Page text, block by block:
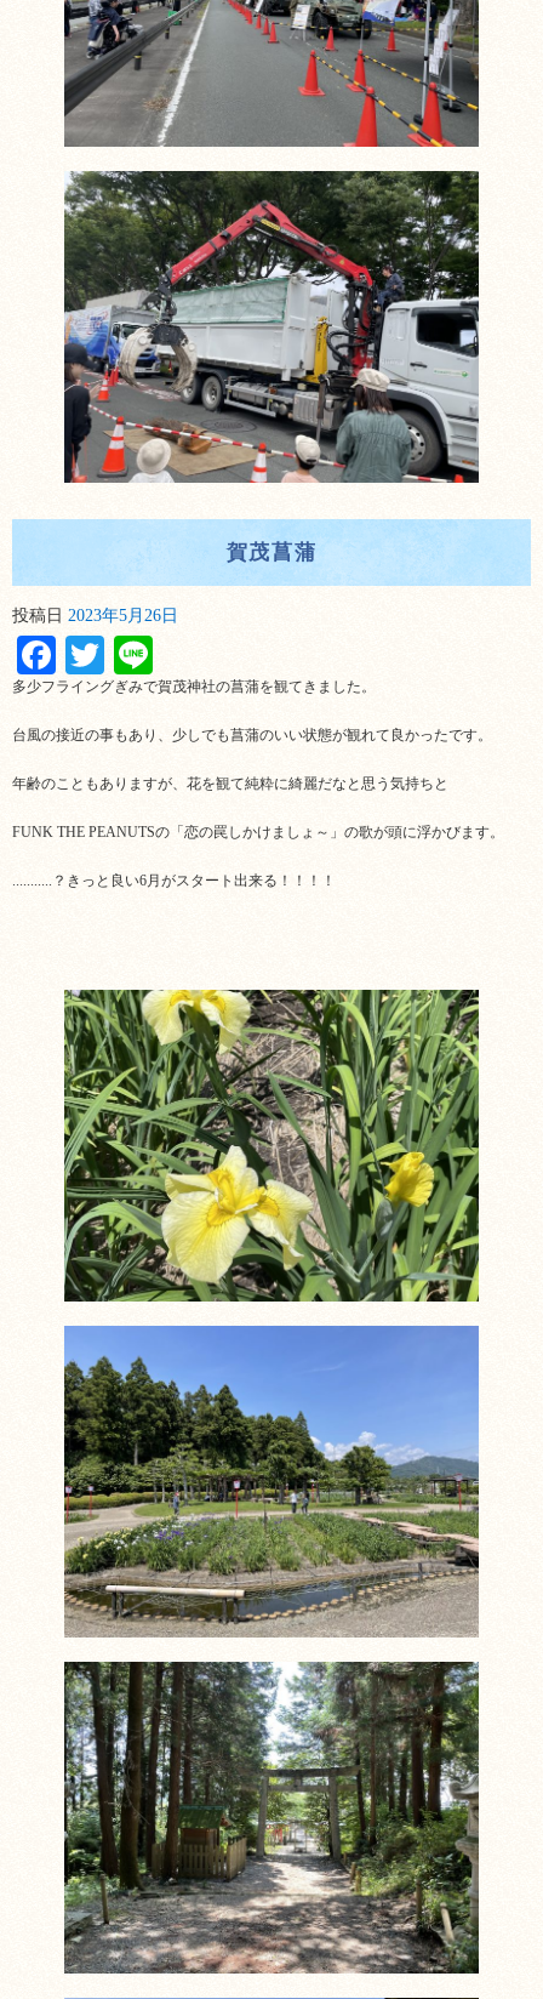
賀茂菖蒲
投稿日 2023年5月26日
Facebook
Twitter
多少フライングぎみで賀茂神社の菖蒲を観てきました。
台風の接近の事もあり、少しでも菖蒲のいい状態が観れて良かったです。
年齢のこともありますが、花を観て純粋に綺麗だなと思う気持ちと
FUNK THE PEANUTSの「恋の罠しかけましょ～」の歌が頭に浮かびます。
...........？きっと良い6月がスタート出来る！！！！